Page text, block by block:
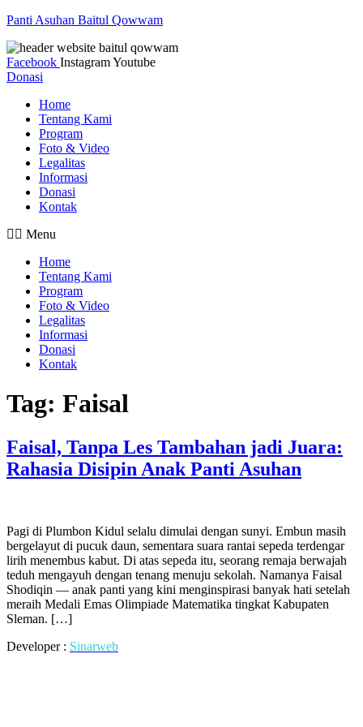
Panti Asuhan Baitul Qowwam
Facebook InstagramYoutube
Donasi
Home
Tentang Kami
Program
Foto & Video
Legalitas
Informasi
Donasi
Kontak
Menu
Home
Tentang Kami
Program
Foto & Video
Legalitas
Informasi
Donasi
Kontak
Tag: Faisal
Faisal, Tanpa Les Tambahan jadi Juara:
Rahasia Disipin Anak Panti Asuhan
Pagi di Plumbon Kidul selalu dimulai dengan sunyi. Embun masih
bergelayut di pucuk daun, sementara suara rantai sepeda terdengar
lirih menembus kabut. Di atas sepeda itu, seorang remaja berwajah
teduh mengayuh dengan tenang menuju sekolah. Namanya Faisal
Shodiqin — anak panti yang kini menginspirasi banyak hati setelah
meraih Medali Emas Olimpiade Matematika tingkat Kabupaten
Sleman. […]
Developer : Sinarweb